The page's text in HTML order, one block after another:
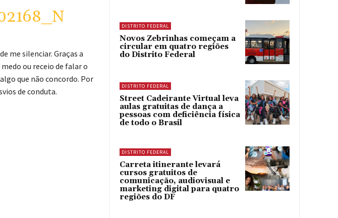
me silenciar. Graças a
ou receio de falar o
que não concordo. Por
de conduta.
DISTRITO FEDERAL
Novos Zebrinhas começam a
circular em quatro regiões
do Distrito Federal
DISTRITO FEDERAL
Street Cadeirante Virtual leva
aulas gratuitas de dança a
pessoas com deficiência física
de todo o Brasil
DISTRITO FEDERAL
Carreta itinerante levará
cursos gratuitos de
comunicação, audiovisual e
marketing digital para quatro
regiões do DF